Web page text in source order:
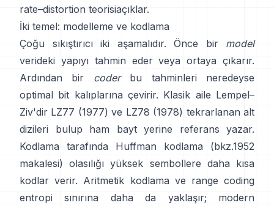
rate–distortion teorisiaçıklar.
İki temel: modelleme ve kodlama
Çoğu sıkıştırıcı iki aşamalıdır. Önce bir model
verideki yapıyı tahmin eder veya ortaya çıkarır.
Ardından bir coderbu tahminleri neredeyse
optimal bit kalıplarına çevirir. Klasik aile Lempel–
Ziv'dir LZ77 (1977) ve LZ78 (1978) tekrarlanan alt
dizileri bulup ham bayt yerine referans yazar.
Kodlama tarafında
Huffman kodlama (bkz.1952
makalesi) olasılığı yüksek sembollere daha kısa
kodlar verir. Aritmetik kodlama ve range coding
entropi sınırına daha da yaklaşır; modern